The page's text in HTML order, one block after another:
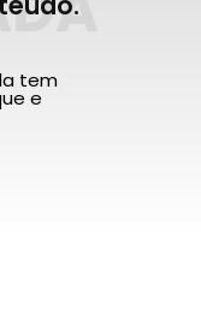
tem
e